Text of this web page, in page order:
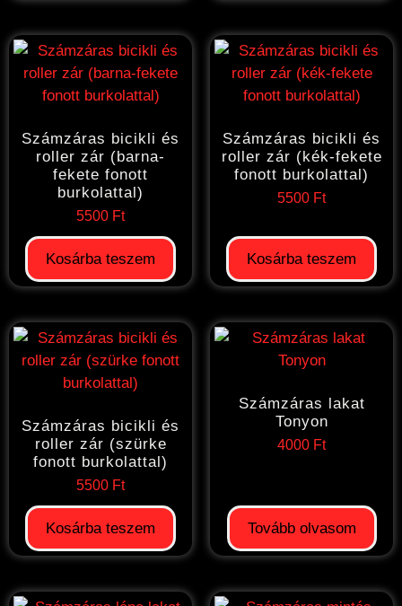
Számzáras bicikli és
roller zár (barna-
fekete fonott
burkolattal)
5500 Ft
Kosárba teszem
Számzáras bicikli és
roller zár (kék-fekete
fonott burkolattal)
5500 Ft
Kosárba teszem
Számzáras bicikli és
roller zár (szürke
fonott burkolattal)
5500 Ft
Kosárba teszem
Számzáras lakat
Tonyon
4000 Ft
Tovább olvasom